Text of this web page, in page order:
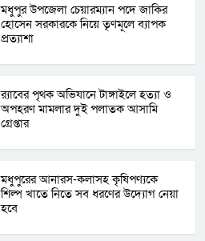
মধুপুর উপজেলা চেয়ারম্যান পদে জাকির
হোসেন সরকারকে নিয়ে তৃণমূলে ব্যাপক
প্রত্যাশা
র‌্যাবের পৃথক অভিযানে টাঙ্গাইলে হত্যা ও
অপহরণ মামলার দুই পলাতক আসামি
গ্রেপ্তার
মধুপুরের আনারস-কলাসহ কৃষিপণ্যকে
শিল্প খাতে নিতে সব ধরণের উদ্যোগ নেয়া
হবে